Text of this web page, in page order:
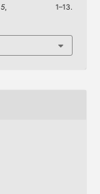
5, 1–13.